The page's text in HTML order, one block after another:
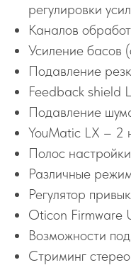
регулировки
Каналов
Усиление басов
Подавление
Feedback shield
Подавление
YouMatic LX – 2
Полос
Различные
Регулятор
Oticon Firmware
Возможности
Стриминг